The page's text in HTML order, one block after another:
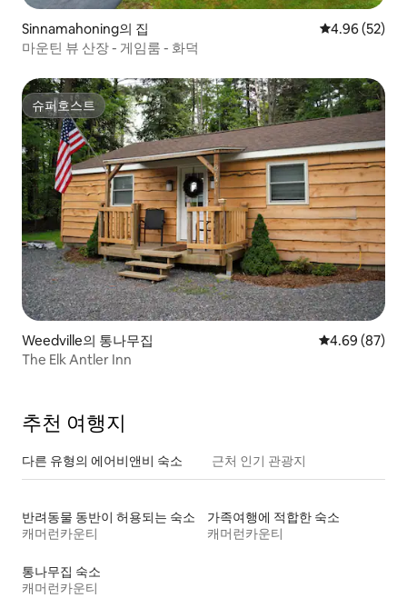
Sinnamahoning의 집 평점 4.96점(5
4.96 (52)
마운틴 뷰 산장 - 게임룸 - 화덕
슈퍼호스트
슈퍼호스트
Weedville의 통나무집 평점 4.69점(5
4.69 (87)
The Elk Antler Inn
추천 여행지
다른 유형의 에어비앤비 숙소 근처 인기 관광지
반려동물 동반이 허용되는 숙소
캐머런카운티
가족여행에 적합한 숙소
캐머런카운티
통나무집 숙소
캐머런카운티